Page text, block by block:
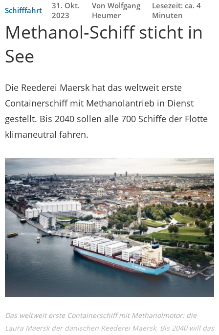
Schifffahrt
31. Okt.
2023
Von Wolfgang
Heumer
Lesezeit: ca. 4
Minuten
Methanol-Schiff sticht in
See
Die Reederei Maersk hat das weltweit erste
Containerschiff mit Methanolantrieb in Dienst
gestellt. Bis 2040 sollen alle 700 Schiffe der Flotte
klimaneutral fahren.
Das weltweit erste Containerschiff mit Methanolmotor: die
Laura Maersk der dänischen Reederei Maersk. Bis 2040 will das